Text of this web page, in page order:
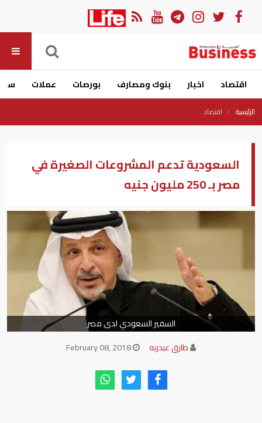
اقتصاد اخبار بنوك ومصارف بورصات عملات
الرئيسية اقتصاد
السعودية تدعم المشروعات الصغيرة في
مصر بـ 250 مليون جنيه
السفير السعودي لدى مصر
طارق عبدربه